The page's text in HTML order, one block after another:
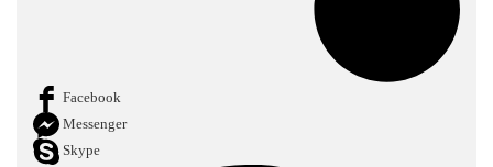
Facebook
Messenger
Skype